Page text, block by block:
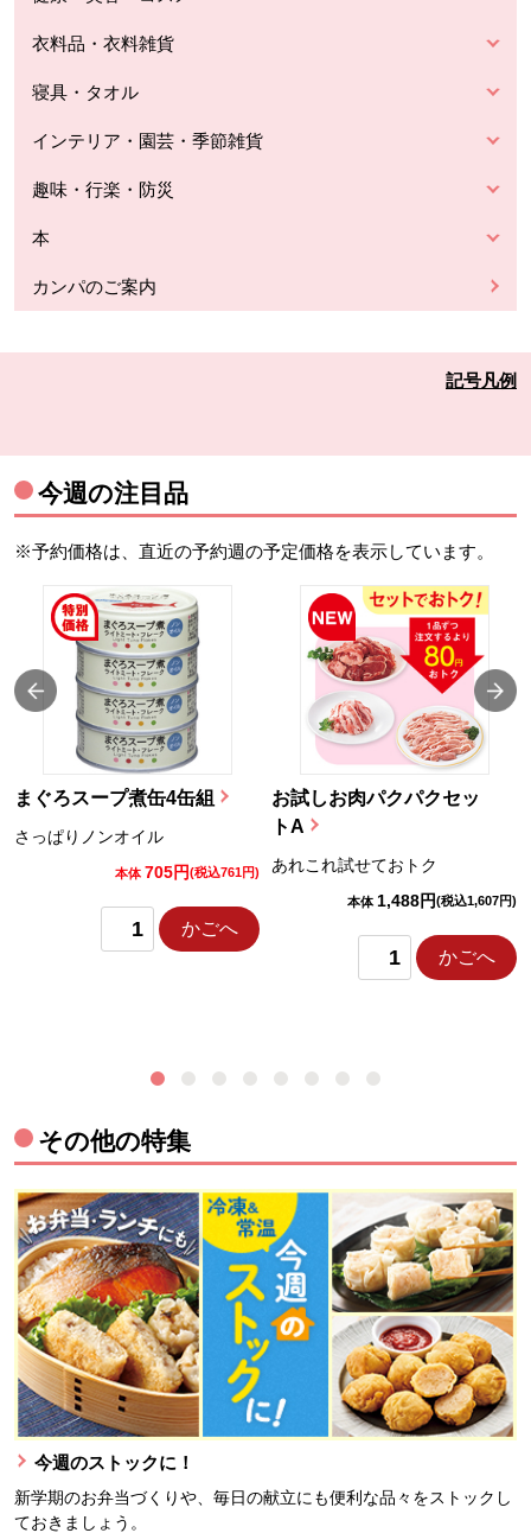
衣料品・衣料雑貨
寝具・タオル
インテリア・園芸・季節雑貨
趣味・行楽・防災
本
カンパのご案内
記号凡例
今週の注目品
※予約価格は、直近の予約週の予定価格を表示しています。
まぐろスープ煮缶4缶組
さっぱりノンオイル
本体 705円(税込761円)
かごへ
お試しお肉パクパクセッ
トA
あれこれ試せておトク
本体 1,488円(税込1,607円)
かごへ
その他の特集
今週のストックに！
新学期のお弁当づくりや、毎日の献立にも便利な品々をストックし
ておきましょう。